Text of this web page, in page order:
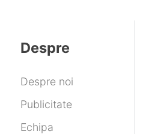
Despre
Despre noi
Publicitate
Echipa